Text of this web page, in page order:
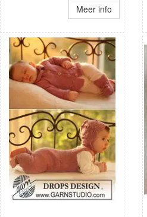
Meer info